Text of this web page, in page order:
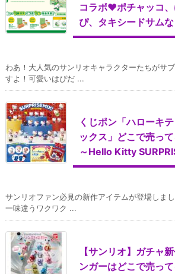
コラボ♥ポチャッコ
ぴ、タキシードサム
わあ！大人気のサンリオキャラクターたちがサ
すよ！可愛いはぴだ ...
くじポン「ハローキ
ックス」どこで売っ
～Hello Kitty
サンリオファン必見の新作アイテムが登場しま
一味違うワクワク ...
【サンリオ】ガチャ
ンガーはどこで売っ